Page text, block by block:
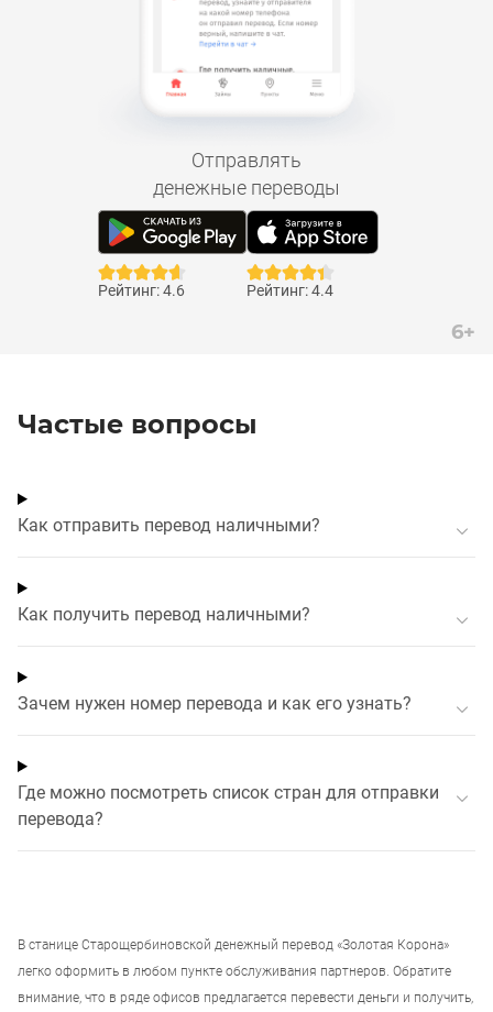
Отправлять
денежные переводы
Рейтинг: 4.6 Рейтинг: 4.4
6+
Частые вопросы
Как отправить перевод наличными?
Как получить перевод наличными?
Зачем нужен номер перевода и как его узнать?
Где можно посмотреть список стран для отправки
перевода?
В станице Старощербиновской денежный перевод «Золотая Корона»
легко оформить в любом пункте обслуживания партнеров. Обратите
внимание, что в ряде офисов предлагается перевести деньги и получить,